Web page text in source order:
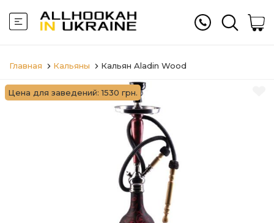
Главная Кальяны Кальян Aladin Wood
Цена для заведений: 1530 грн.